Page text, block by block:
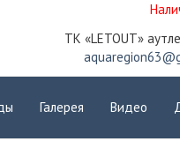
ТК «LETOUT»
Галерея Видео